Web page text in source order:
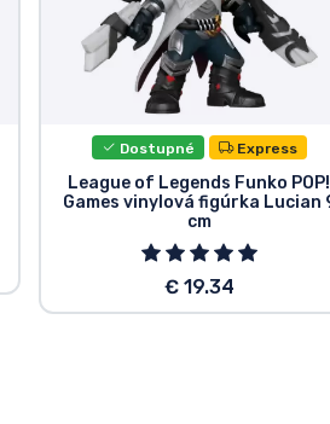
Dostupné Express
League of Legends Funko POP!
Games vinylová figúrka Lucian
cm
€ 19.34